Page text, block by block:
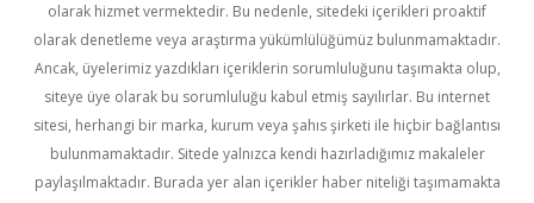
olarak hizmet vermektedir. Bu nedenle, sitedeki içerikleri proaktif
olarak denetleme veya araştırma yükümlülüğümüz bulunmamaktadır.
Ancak, üyelerimiz yazdıkları içeriklerin sorumluluğunu taşımakta olup,
siteye üye olarak bu sorumluluğu kabul etmiş sayılırlar. Bu internet
sitesi, herhangi bir marka, kurum veya şahıs şirketi ile hiçbir bağlantısı
bulunmamaktadır. Sitede yalnızca kendi hazırladığımız makaleler
paylaşılmaktadır. Burada yer alan içerikler haber niteliği taşımamakta